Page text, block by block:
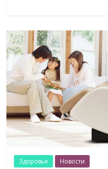
Здоровье Новости